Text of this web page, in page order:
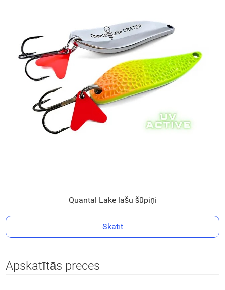
Quantal Lake lašu šūpiņi
Skatīt
Apskatītās preces